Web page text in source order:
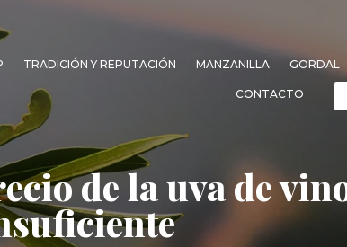
TRADICIÓN Y REPUTACIÓN MANZANILLA GORDAL
CONTACTO
de la uva de